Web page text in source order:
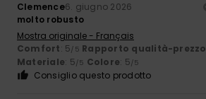
Clemence6. giugno 2026
molto robusto
Mostra originale - Français
Comfort: 5/5 Rapporto qualità-prezzo
Materiale: 5/5 Colore: 5/5
Consiglio questo prodotto